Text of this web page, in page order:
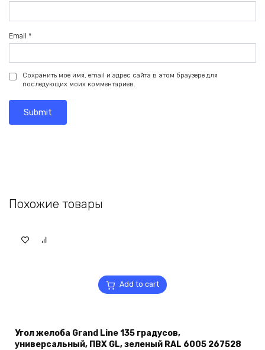
Email *
Сохранить моё имя, email и адрес сайта в этом браузере для
последующих моих комментариев.
Похожие товары
Add to cart
Угол желоба Grand Line 135 градусов,
универсальный, ПВХ GL, зеленый RAL 6005 267528